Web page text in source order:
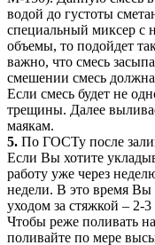
водой до густоты
специальный миксер с
объемы, то подойдет
важно, что смесь
смешении смесь
Если смесь будет не
трещины. Далее
маякам.
5. По ГОСТу после
Если Вы хотите
работу уже через
недели. В это время Вы
уходом за стяжкой – 2-3
Чтобы реже поливать
поливайте по мере